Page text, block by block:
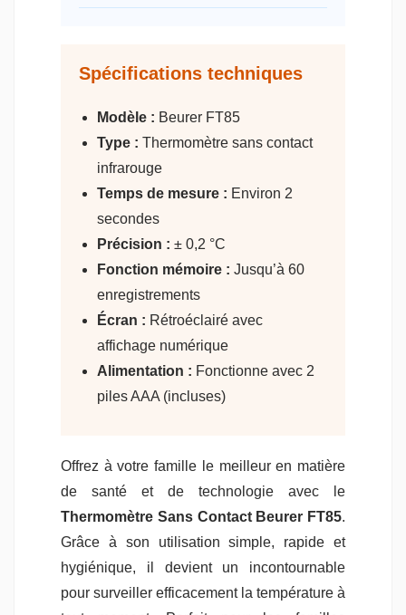
Spécifications techniques
Modèle : Beurer FT85
Type : Thermomètre sans contact
infrarouge
Temps de mesure : Environ 2
secondes
Précision : ± 0,2 °C
Fonction mémoire : Jusqu’à 60
enregistrements
Écran : Rétroéclairé avec
affichage numérique
Alimentation : Fonctionne avec 2
piles AAA (incluses)
Offrez à votre famille le meilleur en matière
de santé et de technologie avec le
Thermomètre Sans Contact Beurer FT85.
Grâce à son utilisation simple, rapide et
hygiénique, il devient un incontournable
pour surveiller efficacement la température à